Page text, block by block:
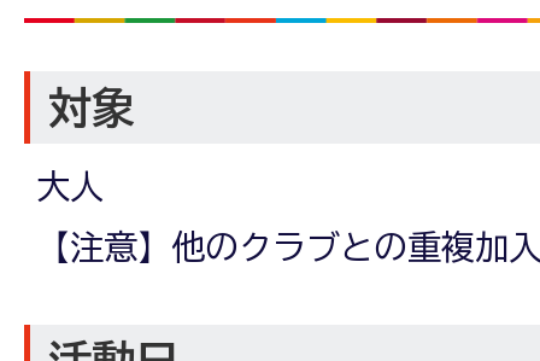
対象
大人
【注意】他のクラブとの重複加